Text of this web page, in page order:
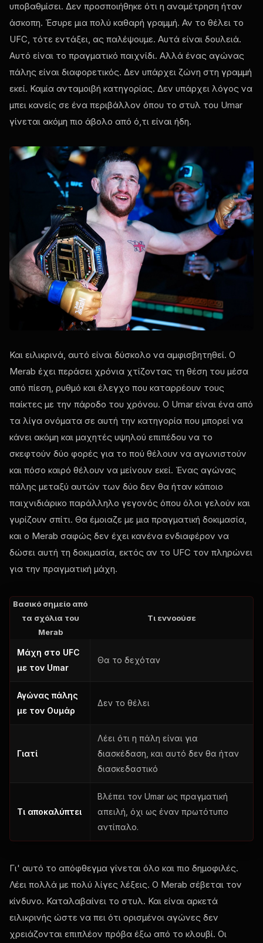
υποβαθμίσει. Δεν προσποιήθηκε ότι η αναμέτρηση ήταν
άσκοπη. Έσυρε μια πολύ καθαρή γραμμή. Αν το θέλει το
UFC, τότε εντάξει, ας παλέψουμε. Αυτά είναι δουλειά.
Αυτό είναι το πραγματικό παιχνίδι. Αλλά ένας αγώνας
πάλης είναι διαφορετικός. Δεν υπάρχει ζώνη στη γραμμή
εκεί. Καμία ανταμοιβή κατηγορίας. Δεν υπάρχει λόγος να
μπει κανείς σε ένα περιβάλλον όπου το στυλ του Umar
γίνεται ακόμη πιο άβολο από ό,τι είναι ήδη.
Και ειλικρινά, αυτό είναι δύσκολο να αμφισβητηθεί. Ο
Merab έχει περάσει χρόνια χτίζοντας τη θέση του μέσα
από πίεση, ρυθμό και έλεγχο που καταρρέουν τους
παίκτες με την πάροδο του χρόνου. Ο Umar είναι ένα από
τα λίγα ονόματα σε αυτή την κατηγορία που μπορεί να
κάνει ακόμη και μαχητές υψηλού επιπέδου να το
σκεφτούν δύο φορές για το πού θέλουν να αγωνιστούν
και πόσο καιρό θέλουν να μείνουν εκεί. Ένας αγώνας
πάλης μεταξύ αυτών των δύο δεν θα ήταν κάποιο
παιχνιδιάρικο παράλληλο γεγονός όπου όλοι γελούν και
γυρίζουν σπίτι. Θα έμοιαζε με μια πραγματική δοκιμασία,
και ο Merab σαφώς δεν έχει κανένα ενδιαφέρον να
δώσει αυτή τη δοκιμασία, εκτός αν το UFC τον πληρώνει
για την πραγματική μάχη.
Βασικό σημείο από
τα σχόλια του
Merab
Τι εννοούσε
Μάχη στο UFC
με τον Umar
Θα το δεχόταν
Αγώνας πάλης
με τον Ουμάρ
Δεν το θέλει
Γιατί
Λέει ότι η πάλη είναι για
διασκέδαση, και αυτό δεν θα ήταν
διασκεδαστικό
Τι αποκαλύπτει
Βλέπει τον Umar ως πραγματική
απειλή, όχι ως έναν πρωτότυπο
αντίπαλο.
Γι' αυτό το απόφθεγμα γίνεται όλο και πιο δημοφιλές.
Λέει πολλά με πολύ λίγες λέξεις. Ο Merab σέβεται τον
κίνδυνο. Καταλαβαίνει το στυλ. Και είναι αρκετά
ειλικρινής ώστε να πει ότι ορισμένοι αγώνες δεν
χρειάζονται επιπλέον πρόβα έξω από το κλουβί. Οι